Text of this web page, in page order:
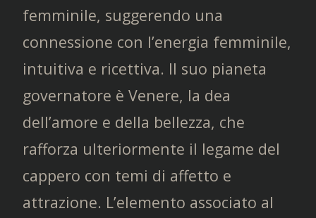
femminile, suggerendo una
connessione con l’energia femminile,
intuitiva e ricettiva. Il suo pianeta
governatore è Venere, la dea
dell’amore e della bellezza, che
rafforza ulteriormente il legame del
cappero con temi di affetto e
attrazione. L’elemento associato al